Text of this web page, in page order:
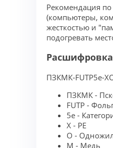
Рекомендация
(компьютеры,
жесткостью и
подогревать
ПЗКМК-FUTP5e-
ПЗКМК -
FUTP -
5e -
X - PE
O -
M - Медь